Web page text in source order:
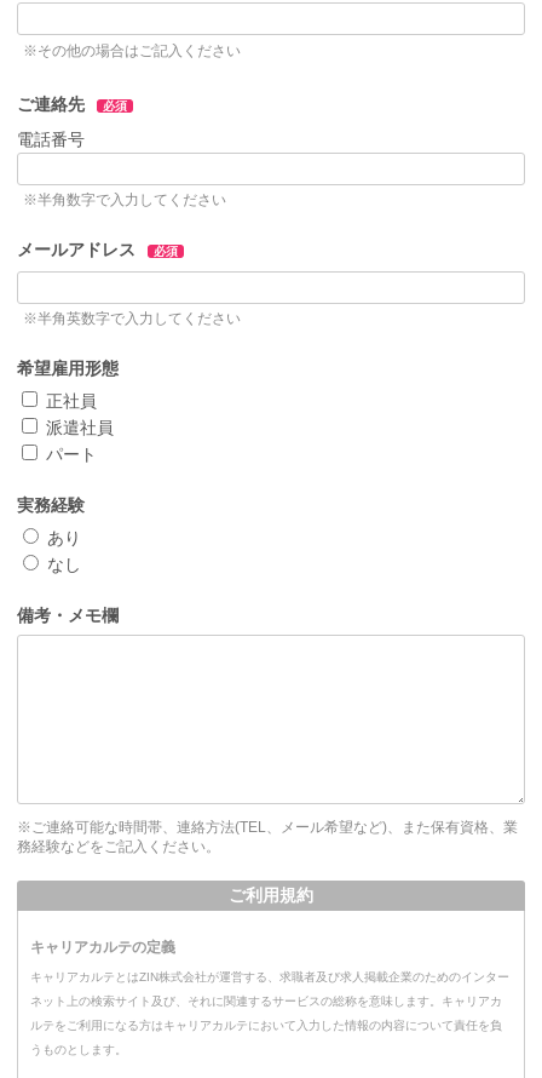
※その他の場合はご記入ください
ご連絡先 必須
電話番号
※半角数字で入力してください
メールアドレス 必須
※半角英数字で入力してください
希望雇用形態
正社員
派遣社員
パート
実務経験
あり
なし
備考・メモ欄
※ご連絡可能な時間帯、連絡方法(TEL、メール希望など)、また保有資格、業
務経験などをご記入ください。
ご利用規約
キャリアカルテの定義
キャリアカルテとはZIN株式会社が運営する、求職者及び求人掲載企業のためのインター
ネット上の検索サイト及び、それに関連するサービスの総称を意味します。キャリアカ
ルテをご利用になる方はキャリアカルテにおいて入力した情報の内容について責任を負
うものとします。